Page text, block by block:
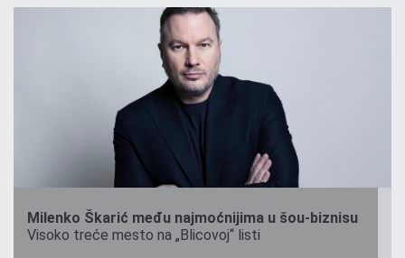
Milenko Škarić među najmoćnijima u šou-biznisu
Visoko treće mesto na „Blicovoj“ listi